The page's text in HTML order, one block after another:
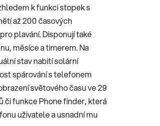
k funkci stopek s
až 200 časových
plavání. Disponují také
měsíce a timerem. Na
stav nabití solární
spárování s telefonem
světového času ve 29
či funkce Phone finder, která
uživatele a usnadní mu